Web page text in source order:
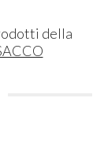
della